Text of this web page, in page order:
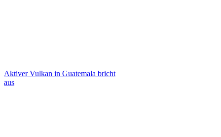
Aktiver Vulkan in Guatemala bricht
aus